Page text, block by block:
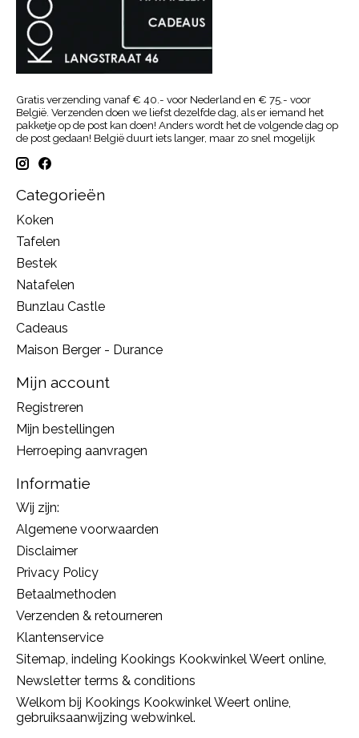
Gratis verzending vanaf € 40.- voor Nederland en € 75.- voor
België. Verzenden doen we liefst dezelfde dag, als er iemand het
pakketje op de post kan doen! Anders wordt het de volgende dag op
de post gedaan! België duurt iets langer, maar zo snel mogelijk
Categorieën
Koken
Tafelen
Bestek
Natafelen
Bunzlau Castle
Cadeaus
Maison Berger - Durance
Mijn account
Registreren
Mijn bestellingen
Herroeping aanvragen
Informatie
Wij zijn:
Algemene voorwaarden
Disclaimer
Privacy Policy
Betaalmethoden
Verzenden & retourneren
Klantenservice
Sitemap, indeling Kookings Kookwinkel Weert online,
Newsletter terms & conditions
Welkom bij Kookings Kookwinkel Weert online,
gebruiksaanwijzing webwinkel.